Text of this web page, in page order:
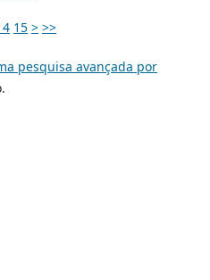
15 > >>
pesquisa avançada por